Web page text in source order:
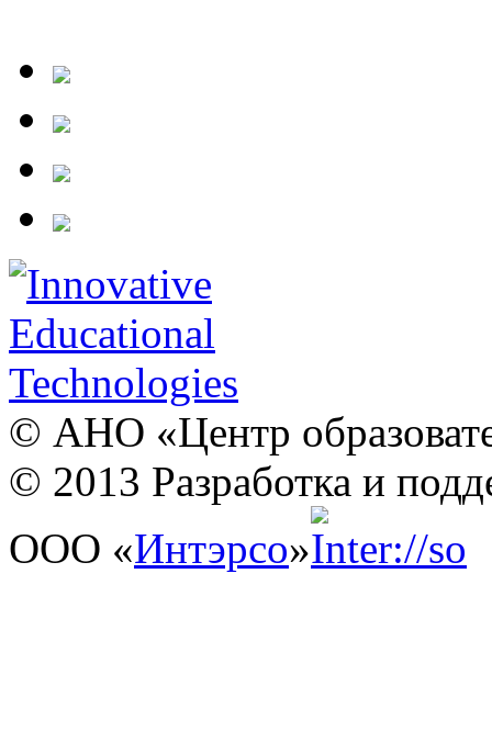
© АНО «Центр
© 2013 Разработка и
ООО «Интэрсо»